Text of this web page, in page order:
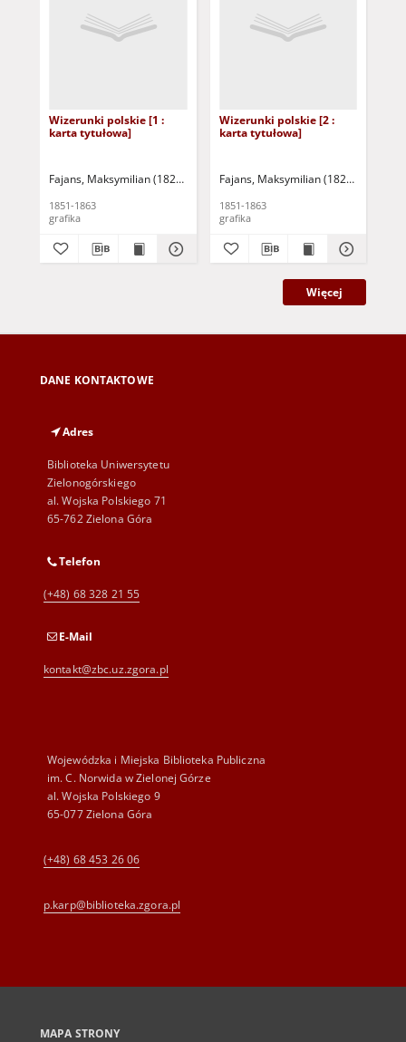
Wizerunki polskie [1 :
karta tytułowa]
Fajans, Maksymilian (1827-1890)
1851-1863
grafika
Wizerunki polskie [2 :
karta tytułowa]
Fajans, Maksymilian (1827-1890)
1851-1863
grafika
Więcej
DANE KONTAKTOWE
Adres
Biblioteka Uniwersytetu
Zielonogórskiego
al. Wojska Polskiego 71
65-762 Zielona Góra
Telefon
(+48) 68 328 21 55
E-Mail
kontakt@zbc.uz.zgora.pl
Wojewódzka i Miejska Biblioteka Publiczna
im. C. Norwida w Zielonej Górze
al. Wojska Polskiego 9
65-077 Zielona Góra
(+48) 68 453 26 06
p.karp@biblioteka.zgora.pl
MAPA STRONY